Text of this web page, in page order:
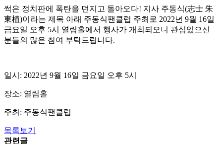
썩은 정치판에 폭탄을 던지고 돌아오다! 지사 주동식(志士 朱
東植)이라는 제목 아래 주동식팬클럽 주최로 2022년 9월 16일
금요일 오후 5시 열림홀에서 행사가 개최되오니 관심있으신
분들의 많은 참여 부탁드립니다.
일시: 2022년 9월 16일 금요일 오후 5시
장소: 열림홀
주최: 주동식팬클럽
목록보기
관련글